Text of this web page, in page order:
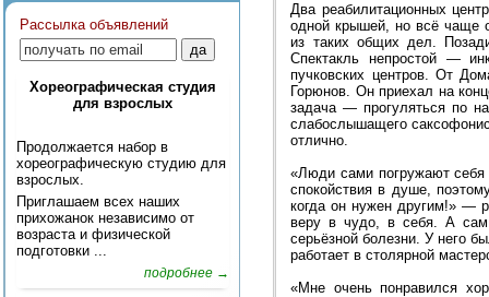
Рассылка объявлений
Хореографическая студия
для взрослых
Продолжается набор в
хореографическую студию для
взрослых.
Приглашаем всех наших
прихожанок независимо от
возраста и физической
подготовки ...
подробнее →
Два реабилитационных
одной крышей, но всё чаще
из таких общих дел.
Спектакль непростой —
пучковских центров. От
Горюнов. Он приехал на
задача — прогуляться по
слабослышащего
отлично.
«Люди сами погружают
спокойствия в душе,
когда он нужен другим!» —
веру в чудо, в себя. А сам
серьёзной болезни. У него
работает в столярной
«Мне очень понравился